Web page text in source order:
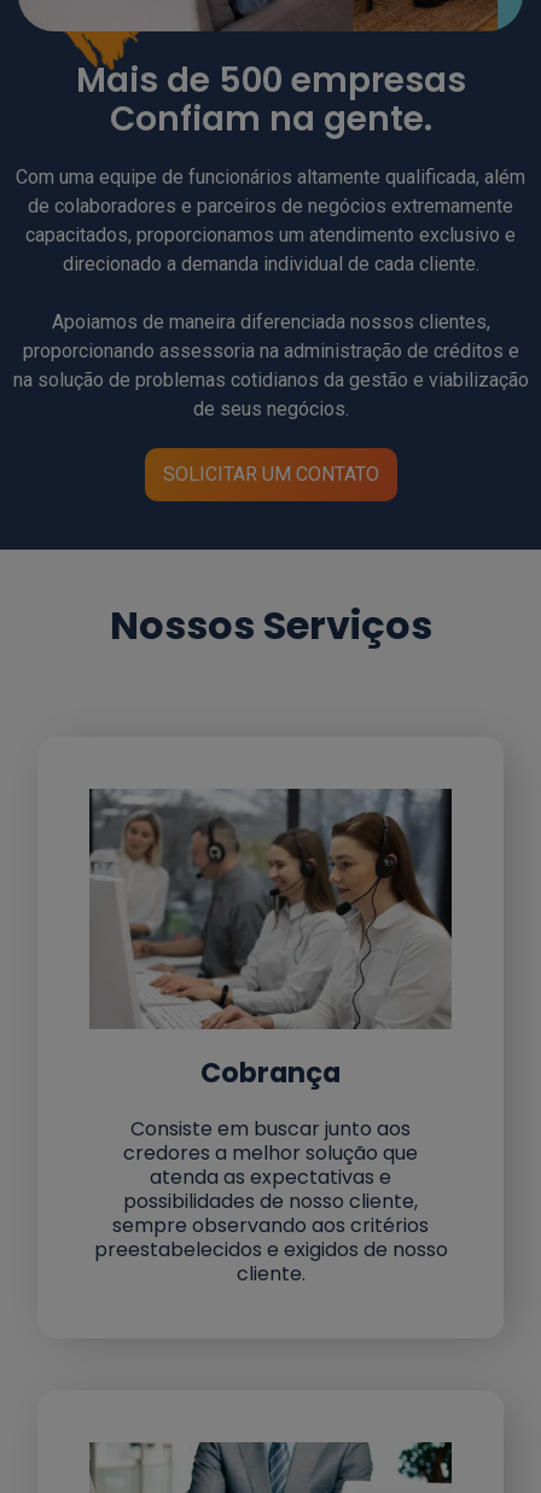
Mais de 500 empresas
Confiam na gente.
Com uma equipe de funcionários altamente qualificada, além
de colaboradores e parceiros de negócios extremamente
capacitados, proporcionamos um atendimento exclusivo e
direcionado a demanda individual de cada cliente.
Apoiamos de maneira diferenciada nossos clientes,
proporcionando assessoria na administração de créditos e
na solução de problemas cotidianos da gestão e viabilização
de seus negócios.
SOLICITAR UM CONTATO
Nossos Serviços
Cobrança
Consiste em buscar junto aos
credores a melhor solução que
atenda as expectativas e
possibilidades de nosso cliente,
sempre observando aos critérios
preestabelecidos e exigidos de nosso
cliente.